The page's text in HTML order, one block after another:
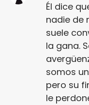
Él dice
nadie de
suele
la gana.
somos
pero su
le